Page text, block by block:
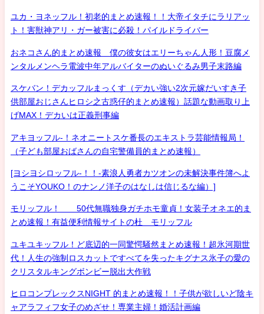
ユカ・ヨネッフル！初老的まとめ速報！！大帝イタチにラリアッ
ト！害獣神アリ・ガー被害に必殺！パイルドライバー
おネコさん的まとめ速報 僕の彼女はエリーちゃん人形！豆腐メ
ンタルメンヘラ電波中年アルバイターのぬいぐるみ男子末路編
スケバン！デカッフルまっくす（デカい強い2次元嫁だいすき子
供部屋おじさんヒロシ之古惑仔的まとめ速報）話題な動画取り上
げMAX！デカいは正義刑事編
アキヨッフル-！ネオニートスケ番長のエキストラ芸能情報局！
（子ども部屋おばさんの自宅警備員的まとめ速報）
[ヨシヨシロッフル-！！-素浪人勇者カツオンの未解決事件簿へよ
うこそYOUKO！のナンノ洋子のはなしは信じるな編）]
モリッフル！ 50代無職独身ガチホモ童貞！女装子オネエ的ま
とめ速報！有益便利情報サイトの杜 モリッフル
ユキユキッフル！ど底辺的一同驚愕騒然まとめ速報！超氷河期世
代！人生の強制ロスカットですべてを失ったキグナス氷子の愛の
クリスタルキングボンビー脱出大作戦
ヒロコンプレックスNIGHT 的まとめ速報！！子供が欲しいど陰キ
ャアラフィフ女子のめざせ！専業主婦！婚活計画編